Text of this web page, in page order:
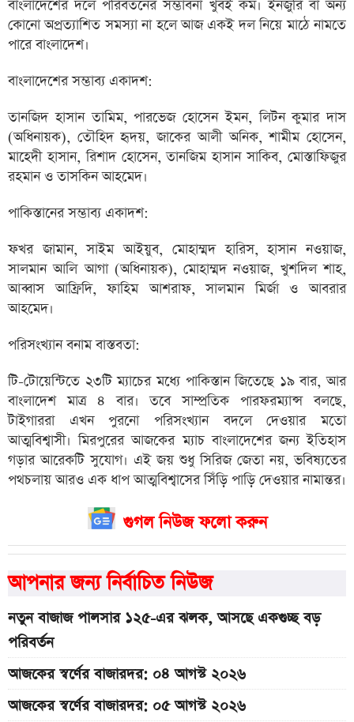
বাংলাদেশের দলে পরিবর্তনের সম্ভাবনা খুবই কম। ইনজুরি বা অন্য
কোনো অপ্রত্যাশিত সমস্যা না হলে আজ একই দল নিয়ে মাঠে নামতে
পারে বাংলাদেশ।
বাংলাদেশের সম্ভাব্য একাদশ:
তানজিদ হাসান তামিম, পারভেজ হোসেন ইমন, লিটন কুমার দাস
(অধিনায়ক), তৌহিদ হৃদয়, জাকের আলী অনিক, শামীম হোসেন,
মাহেদী হাসান, রিশাদ হোসেন, তানজিম হাসান সাকিব, মোস্তাফিজুর
রহমান ও তাসকিন আহমেদ।
পাকিস্তানের সম্ভাব্য একাদশ:
ফখর জামান, সাইম আইয়ুব, মোহাম্মদ হারিস, হাসান নওয়াজ,
সালমান আলি আগা (অধিনায়ক), মোহাম্মদ নওয়াজ, খুশদিল শাহ,
আব্বাস আফ্রিদি, ফাহিম আশরাফ, সালমান মির্জা ও আবরার
আহমেদ।
পরিসংখ্যান বনাম বাস্তবতা:
টি-টোয়েন্টিতে ২৩টি ম্যাচের মধ্যে পাকিস্তান জিতেছে ১৯ বার, আর
বাংলাদেশ মাত্র ৪ বার। তবে সাম্প্রতিক পারফরম্যান্স বলছে,
টাইগাররা এখন পুরনো পরিসংখ্যান বদলে দেওয়ার মতো
আত্মবিশ্বাসী। মিরপুরের আজকের ম্যাচ বাংলাদেশের জন্য ইতিহাস
গড়ার আরেকটি সুযোগ। এই জয় শুধু সিরিজ জেতা নয়, ভবিষ্যতের
পথচলায় আরও এক ধাপ আত্মবিশ্বাসের সিঁড়ি পাড়ি দেওয়ার নামান্তর।
গুগল নিউজ ফলো করুন
আপনার জন্য নির্বাচিত নিউজ
নতুন বাজাজ পালসার ১২৫-এর ঝলক, আসছে একগুচ্ছ বড়
পরিবর্তন
আজকের স্বর্ণের বাজারদর: ০৪ আগস্ট ২০২৬
আজকের স্বর্ণের বাজারদর: ০৫ আগস্ট ২০২৬